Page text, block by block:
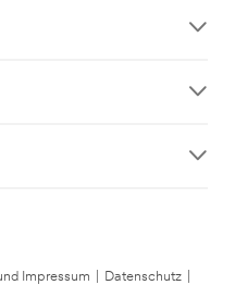
Impressum Datenschutz